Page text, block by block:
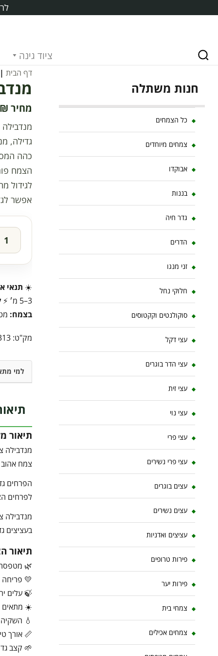
ציוד גינה
דף הבית
₪
כהה
הצמח
לגידול
אפשר
☀️ תנאי
3–5 מ׳ ⚡
בצמח:
מק"ט:
למי
תיאור
מנדבילה
צמח אהוב
הפרחים
לפרחים
מנדבילה
בעציצים
תיאור
🌿
💛 פריחה
🍃 עלים
☀️ מתאים
💧 השקיה
📏 אורך
🌱 קצב
חנות משתלה
כל הצמחים
צמחים מיוחדים
אבוקדו
בננות
גדר חיה
הדרים
זני מנגו
חלוקי נחל
סוקולנטים וקקטוסים
עצי דקל
עצי הדר בוגרים
עצי זית
עצי נוי
עצי פרי
עצי פרי נשירים
עצים בוגרים
עצים נשירים
עציצים ואדניות
פירות טרופים
פירות יער
צמחי בית
צמחים אכילים